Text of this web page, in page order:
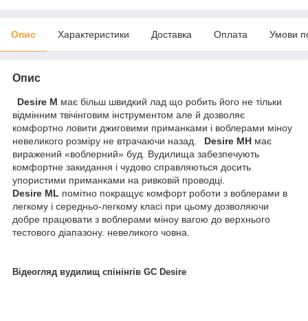
Опис Характеристики Доставка Оплата Умови
Опис
Desire M має більш швидкий лад що робить його не тільки
відмінним твічінговим інструментом але й дозволяє
комфортно ловити джиговими приманками і воблерами міноу
невеликого розміру не втрачаючи назад. Desire МН має
виражений «воблерний» буд. Вудилища забезпечують
комфортне закидання і чудово справляються досить
упористими приманками на ривковій проводці.
Desire МL помітно покращує комфорт роботи з воблерами в
легкому і середньо-легкому класі при цьому дозволяючи
добре працювати з воблерами міноу вагою до верхнього
тестового діапазону. невеликого човна.
Відеогляд вудилищ спінінгів GC Desire